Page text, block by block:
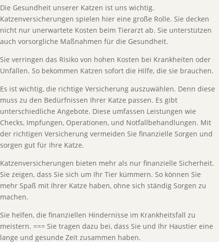
Die Gesundheit unserer Katzen ist uns wichtig.
Katzenversicherungen spielen hier eine große Rolle. Sie decken
nicht nur unerwartete Kosten beim Tierarzt ab. Sie unterstützen
auch vorsorgliche Maßnahmen für die Gesundheit.
Sie verringen das Risiko von hohen Kosten bei Krankheiten oder
Unfällen. So bekommen Katzen sofort die Hilfe, die sie brauchen.
Es ist wichtig, die richtige Versicherung auszuwählen. Denn diese
muss zu den Bedürfnissen Ihrer Katze passen. Es gibt
unterschiedliche Angebote. Diese umfassen Leistungen wie
Checks, Impfungen, Operationen, und Notfallbehandlungen. Mit
der richtigen Versicherung vermeiden Sie finanzielle Sorgen und
sorgen gut für Ihre Katze.
Katzenversicherungen bieten mehr als nur finanzielle Sicherheit.
Sie zeigen, dass Sie sich um Ihr Tier kümmern. So können Sie
mehr Spaß mit Ihrer Katze haben, ohne sich ständig Sorgen zu
machen.
Sie helfen, die finanziellen Hindernisse im Krankheitsfall zu
meistern. === Sie tragen dazu bei, dass Sie und Ihr Haustier eine
lange und gesunde Zeit zusammen haben.